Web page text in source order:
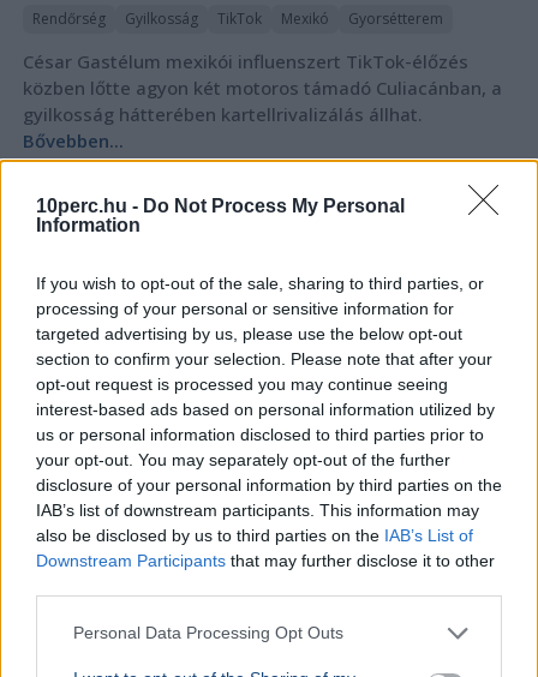
10perc.hu - Do Not Process My Personal
Information
If you wish to opt-out of the sale, sharing to third parties, or
processing of your personal or sensitive information for
targeted advertising by us, please use the below opt-out
section to confirm your selection. Please note that after your
opt-out request is processed you may continue seeing
interest-based ads based on personal information utilized by
us or personal information disclosed to third parties prior to
your opt-out. You may separately opt-out of the further
disclosure of your personal information by third parties on the
IAB’s list of downstream participants. This information may
also be disclosed by us to third parties on the IAB’s List of
Downstream Participants that may further disclose it to other
Personal Data Processing Opt Outs
Rendőrség Gyilkosság TikTok Mexikó Gyorsétterem
César Gastélum mexikói influenszert TikTok-élőzés
közben lőtte agyon két motoros támadó Culiacánban, a
gyilkosság hátterében kartellrivalizálás állhat.
Bővebben...
Letartóztattak egy fegyveres férfit Trump
Donald Trump